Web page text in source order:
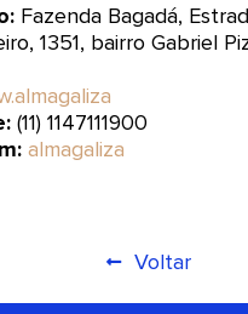
Fazenda Bagadá,
1351, bairro Gabriel
(11) 1147111900
almagaliza
Voltar